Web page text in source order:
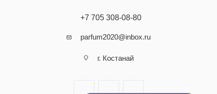
+7 705 308-08-80
parfum2020@inbox.ru
г. Костанай